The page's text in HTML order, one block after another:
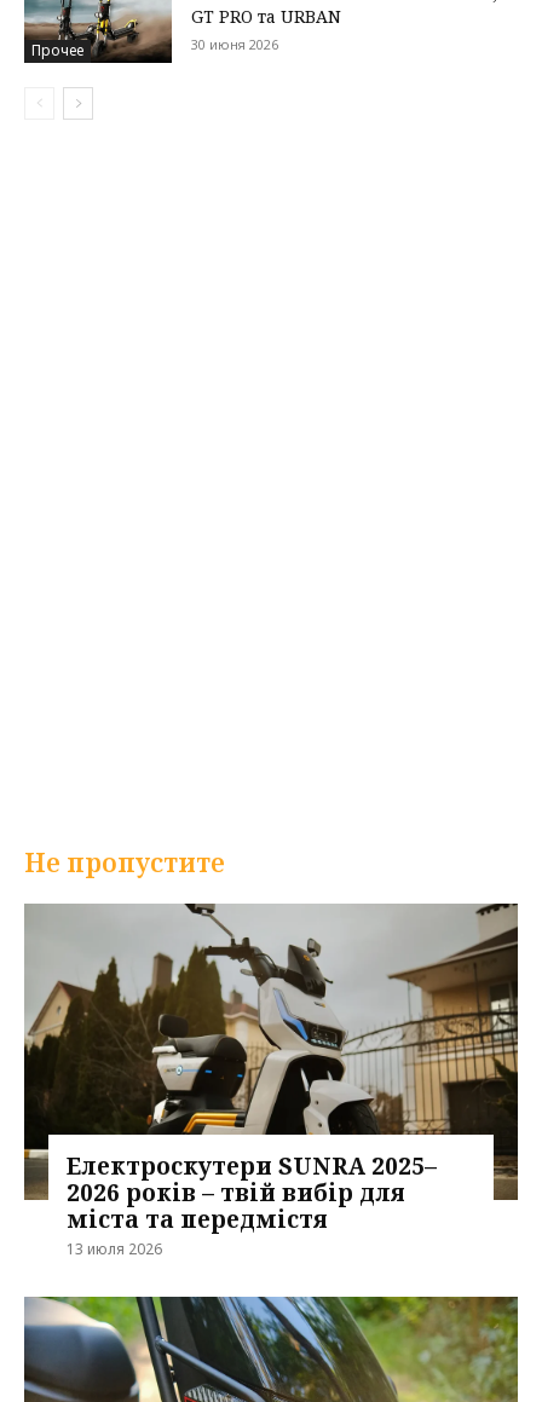
Прочее
GT PRO та URBAN
30 июня 2026
Не пропустите
Електроскутери SUNRA 2025–
2026 років – твій вибір для
міста та передмістя
13 июля 2026